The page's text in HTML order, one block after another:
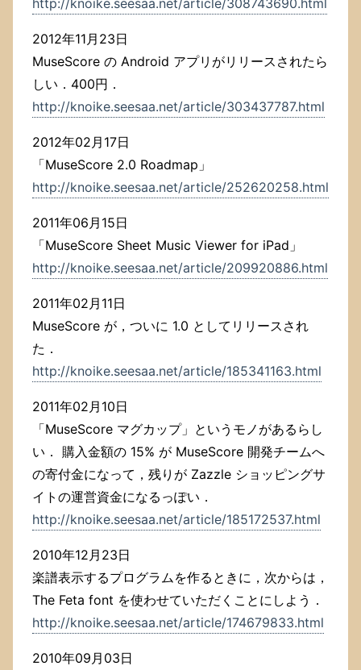
http://knoike.seesaa.net/article/308743690.html
2012年11月23日
MuseScore の Android アプリがリリースされたら
しい．400円．
http://knoike.seesaa.net/article/303437787.html
2012年02月17日
「MuseScore 2.0 Roadmap」
http://knoike.seesaa.net/article/252620258.html
2011年06月15日
「MuseScore Sheet Music Viewer for iPad」
http://knoike.seesaa.net/article/209920886.html
2011年02月11日
MuseScore が，ついに 1.0 としてリリースされ
た．
http://knoike.seesaa.net/article/185341163.html
2011年02月10日
「MuseScore マグカップ」というモノがあるらし
い． 購入金額の 15% が MuseScore 開発チームへ
の寄付金になって，残りが Zazzle ショッピングサ
イトの運営資金になるっぽい．
http://knoike.seesaa.net/article/185172537.html
2010年12月23日
楽譜表示するプログラムを作るときに，次からは，
The Feta font を使わせていただくことにしよう．
http://knoike.seesaa.net/article/174679833.html
2010年09月03日